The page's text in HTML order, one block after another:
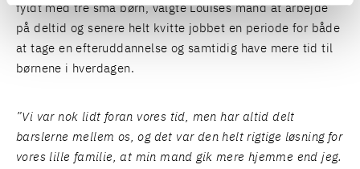
fyldt med tre små børn, valgte Louises mand at arbejde
på deltid og senere helt kvitte jobbet en periode for både
at tage en efteruddannelse og samtidig have mere tid til
børnene i hverdagen.
”Vi var nok lidt foran vores tid, men har altid delt
barslerne mellem os, og det var den helt rigtige løsning for
vores lille familie, at min mand gik mere hjemme end jeg.